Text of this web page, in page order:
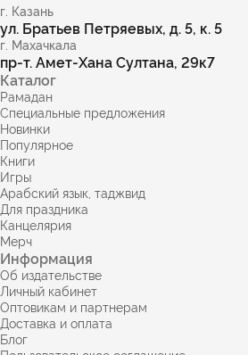
г. Казань
ул. Братьев Петряевых, д. 5, к. 5
г. Махачкала
пр-т. Амет-Хана Султана, 29к7
Каталог
Рамадан
Специальные предложения
Новинки
Популярное
Книги
Игры
Арабский язык, таджвид
Для праздника
Канцелярия
Мерч
Информация
Об издательстве
Личный кабинет
Оптовикам и партнерам
Доставка и оплата
Блог